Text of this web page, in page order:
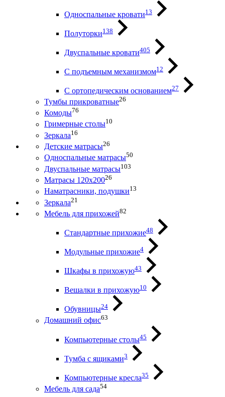
Односпальные кровати13
Полуторки138
Двуспальные кровати405
С подъемным механизмом12
С ортопедическим основанием27
Тумбы прикроватные26
Комоды76
Гримерные столы10
Зеркала16
Детские матрасы26
Односпальные матрасы50
Двуспальные матрасы103
Матрасы 120х20026
Наматрасники, подушки13
Зеркала21
Мебель для прихожей82
Стандартные прихожие48
Модульные прихожие4
Шкафы в прихожую43
Вешалки в прихожую10
Обувницы24
Домашний офис63
Компьютерные столы45
Тумба с ящиками3
Компьютерные кресла35
Мебель для сада54